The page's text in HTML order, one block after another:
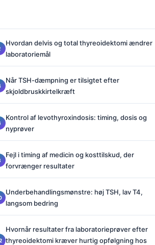
Hvordan delvis og total thyreoidektomi ændrer
laboratoriemål
Når TSH-dæmpning er tilsigtet efter
skjoldbruskkirtelkræft
Kontrol af levothyroxindosis: timing, dosis og
nyprøver
Fejl i timing af medicin og kosttilskud, der
forvrænger resultater
Underbehandlingsmønstre: høj TSH, lav T4,
langsom bedring
Hvornår resultater fra laboratorieprøver efter
thyreoidektomi kræver hurtig opfølgning hos